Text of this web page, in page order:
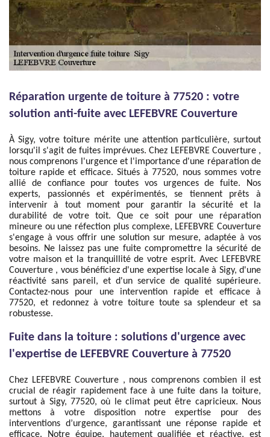
Réparation urgente de toiture à 77520 : votre
solution anti-fuite avec LEFEBVRE Couverture
À Sigy, votre toiture mérite une attention particulière, surtout
lorsqu'il s'agit de fuites imprévues. Chez LEFEBVRE Couverture ,
nous comprenons l'urgence et l'importance d'une réparation de
toiture rapide et efficace. Situés à 77520, nous sommes votre
allié de confiance pour toutes vos urgences de fuite. Nos
experts, passionnés et expérimentés, se tiennent prêts à
intervenir à tout moment pour garantir la sécurité et la
durabilité de votre toit. Que ce soit pour une réparation
mineure ou une réfection plus complexe, LEFEBVRE Couverture
s'engage à vous offrir une solution sur mesure, adaptée à vos
besoins. Ne laissez pas une fuite compromettre la sécurité de
votre maison et la tranquillité de votre esprit. Avec LEFEBVRE
Couverture , vous bénéficiez d'une expertise locale à Sigy, d'une
réactivité sans pareil, et d'un service de qualité supérieure.
Contactez-nous pour une intervention rapide et efficace à
77520, et redonnez à votre toiture toute sa splendeur et sa
robustesse.
Fuite dans la toiture : solutions d'urgence avec
l'expertise de LEFEBVRE Couverture à 77520
Chez LEFEBVRE Couverture , nous comprenons combien il est
crucial de réagir rapidement face à une fuite dans la toiture,
surtout à Sigy, 77520, où le climat peut être capricieux. Nous
mettons à votre disposition notre expertise pour des
interventions d’urgence, garantissant une réponse rapide et
efficace. Notre équipe, hautement qualifiée et réactive, est